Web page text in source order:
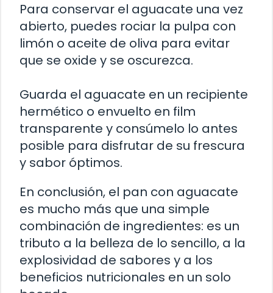
Para conservar el aguacate una vez
abierto, puedes rociar la pulpa con
limón o aceite de oliva para evitar
que se oxide y se oscurezca.
Guarda el aguacate en un recipiente
hermético o envuelto en film
transparente y consúmelo lo antes
posible para disfrutar de su frescura
y sabor óptimos.
En conclusión, el pan con aguacate
es mucho más que una simple
combinación de ingredientes: es un
tributo a la belleza de lo sencillo, a la
explosividad de sabores y a los
beneficios nutricionales en un solo